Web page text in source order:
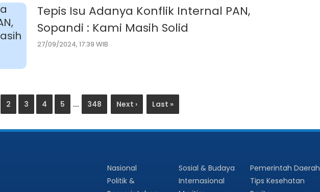
Tepis Isu Adanya Konflik Internal PAN,
Sopandi : Kami Masih Solid
27/09/2024, 17:39 WIB
2 3 4 5 ... 348 Next › Last »
Nasional
Politik &
Sosial & Budaya
Internasional
Pemerintah Daerah
Tips Kesehatan